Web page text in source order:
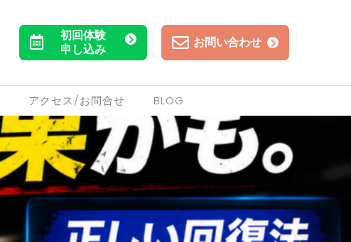
初回体験
申し込み
お問い合わせ
アクセス/お問合せ BLOG